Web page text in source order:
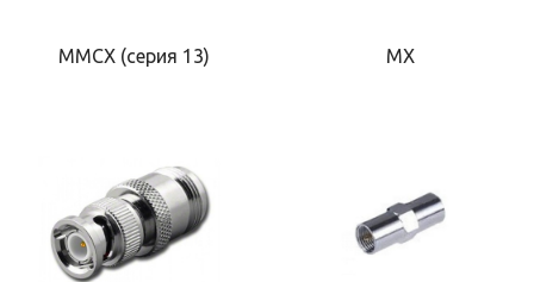
MMCX (серия 13) MX